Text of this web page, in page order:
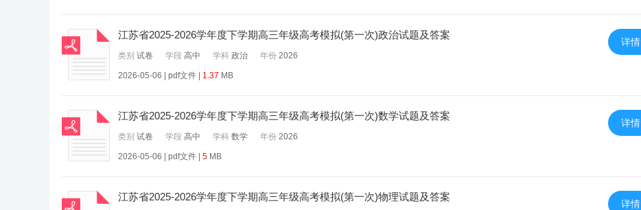
江苏省2025-2026学年度下学期高三年级高考模拟(第一次)政治试题及答案
类别 试卷 学段 高中 学科 政治 年份 2026
2026-05-06 | pdf文件 | 1.37 MB
详情
江苏省2025-2026学年度下学期高三年级高考模拟(第一次)数学试题及答案
类别 试卷 学段 高中 学科 数学 年份 2026
2026-05-06 | pdf文件 | 5 MB
详情
江苏省2025-2026学年度下学期高三年级高考模拟(第一次)物理试题及答案
详情